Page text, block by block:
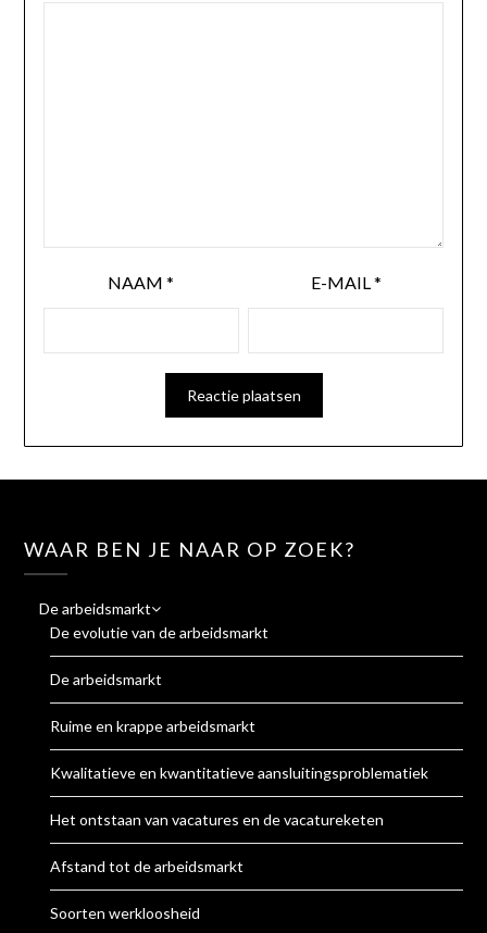
NAAM* E-MAIL *
WAAR BEN JE NAAR OP ZOEK?
De arbeidsmarkt
De evolutie van de arbeidsmarkt
De arbeidsmarkt
Ruime en krappe arbeidsmarkt
Kwalitatieve en kwantitatieve aansluitingsproblematiek
Het ontstaan van vacatures en de vacatureketen
Afstand tot de arbeidsmarkt
Soorten werkloosheid